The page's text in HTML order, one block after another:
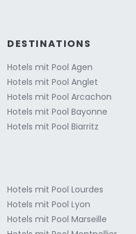
DESTINATIONS
Hotels mit Pool Agen
Hotels mit Pool Anglet
Hotels mit Pool Arcachon
Hotels mit Pool Bayonne
Hotels mit Pool Biarritz
Hotels mit Pool Lourdes
Hotels mit Pool Lyon
Hotels mit Pool Marseille